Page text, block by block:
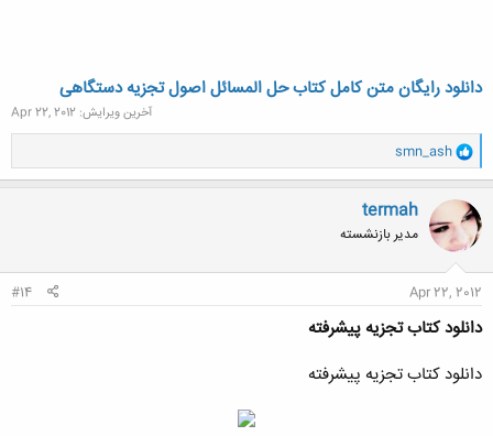
دانلود رایگان متن کامل کتاب حل المسائل اصول تجزیه دستگاهی
آخرین ویرایش: Apr 22, 2012
و
ا
ک
ن
ش
ه
ا
smn_ash
termah
مدیر بازنشسته
Apr 22, 2012
#14
دانلود کتاب تجزیه پیشرفته
دانلود کتاب تجزیه پیشرفته